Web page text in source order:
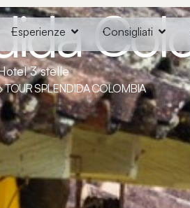
Esperienze Consigliati
3 stelle
TOUR SPLENDIDA COLOMBIA